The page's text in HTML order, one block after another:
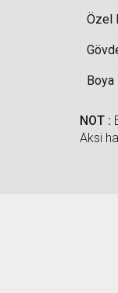
Özel
Boya
NOT :
Aksi